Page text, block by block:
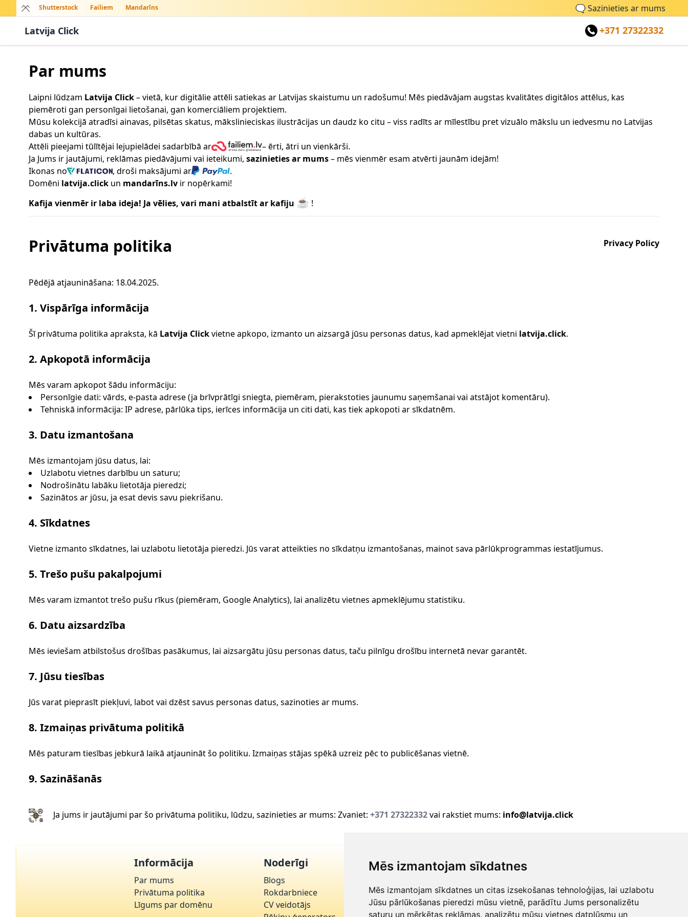
Mēs izmantojam sīkdatnes
Mēs izmantojam sīkdatnes un citas izsekošanas tehnoloģijas, lai uzlabotu
Jūsu pārlūkošanas pieredzi mūsu vietnē, parādītu Jums personalizētu
saturu un mērķētas reklāmas, analizētu mūsu vietnes datplūsmu un
Shutterstock Failiem Mandarīns 🗨Sazinieties ar mums
Latvija Click +371 27322332
Par mums
Laipni lūdzam Latvija Click– vietā, kur digitālie attēli satiekas ar Latvijas skaistumu un radošumu! Mēs piedāvājam augstas kvalitātes digitālos attēlus, kas
piemēroti gan personīgai lietošanai, gan komerciāliem projektiem.
Mūsu kolekcijā atradīsi ainavas, pilsētas skatus, mākslinieciskas ilustrācijas un daudz ko citu – viss radīts ar mīlestību pret vizuālo mākslu un iedvesmu no Latvijas
dabas un kultūras.
Attēli pieejami tūlītējai lejupielādei sadarbībā ar
– ērti, ātri un vienkārši.
Ja Jums ir jautājumi, reklāmas piedāvājumi vai ieteikumi, sazinieties ar mums– mēs vienmēr esam atvērti jaunām idejām!
Ikonas no
, droši maksājumi ar
.
Domēni latvija.click un mandarīns.lv ir nopērkami!
Kafija vienmēr ir laba ideja! Ja vēlies, vari mani atbalstīt ar kafiju ☕ !
Privacy Policy
Privātuma politika
Pēdējā atjaunināšana: 18.04.2025.
1. Vispārīga informācija
Šī privātuma politika apraksta, kā Latvija Clickvietne apkopo, izmanto un aizsargā jūsu personas datus, kad apmeklējat vietni latvija.click.
2. Apkopotā informācija
Mēs varam apkopot šādu informāciju:
Personīgie dati: vārds, e-pasta adrese (ja brīvprātīgi sniegta, piemēram, pierakstoties jaunumu saņemšanai vai atstājot komentāru).
Tehniskā informācija: IP adrese, pārlūka tips, ierīces informācija un citi dati, kas tiek apkopoti ar sīkdatnēm.
3. Datu izmantošana
Mēs izmantojam jūsu datus, lai:
Uzlabotu vietnes darbību un saturu;
Nodrošinātu labāku lietotāja pieredzi;
Sazinātos ar jūsu, ja esat devis savu piekrišanu.
4. Sīkdatnes
Vietne izmanto sīkdatnes, lai uzlabotu lietotāja pieredzi. Jūs varat atteikties no sīkdatņu izmantošanas, mainot sava pārlūkprogrammas iestatījumus.
5. Trešo pušu pakalpojumi
Mēs varam izmantot trešo pušu rīkus (piemēram, Google Analytics), lai analizētu vietnes apmeklējumu statistiku.
6. Datu aizsardzība
Mēs ieviešam atbilstošus drošības pasākumus, lai aizsargātu jūsu personas datus, taču pilnīgu drošību internetā nevar garantēt.
7. Jūsu tiesības
Jūs varat pieprasīt piekļuvi, labot vai dzēst savus personas datus, sazinoties ar mums.
8. Izmaiņas privātuma politikā
Mēs paturam tiesības jebkurā laikā atjaunināt šo politiku. Izmaiņas stājas spēkā uzreiz pēc to publicēšanas vietnē.
9. Sazināšanās
Ja jums ir jautājumi par šo privātuma politiku, lūdzu, sazinieties ar mums: Zvaniet: +371 27322332vai rakstiet mums: info@latvija.click
Uz augšu!
Informācija
Par mums
Privātuma politika
Līgums par domēnu
Noderīgi
Blogs
Rokdarbniece
CV veidotājs
Klientu apkalpošana
✉ info@latvija.click
📞
+371 27322332